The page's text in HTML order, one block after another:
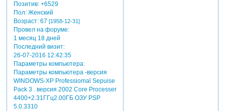
Позитив: +6529
Пол:Женский
Возраст:67 [1958-12-31]
Провел на форуме:
1 месяц 18 дней
Последний визит:
26-07-2016 12:42:35
Параметры компьютера:
Параметры компьютера -версия
WINDOWS-XP Professiomal Sepuise
Pack 3 . версия 2002 Core Processer
4400+2.31ГГц2.00ГБ ОЗУ PSP
5.0.3310